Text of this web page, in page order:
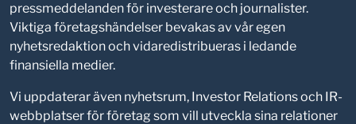
pressmeddelanden för investerare och journalister.
Viktiga företagshändelser bevakas av vår egen
nyhetsredaktion och vidaredistribueras i ledande
finansiella medier.
Vi uppdaterar även nyhetsrum, Investor Relations och IR-
webbplatser för företag som vill utveckla sina relationer